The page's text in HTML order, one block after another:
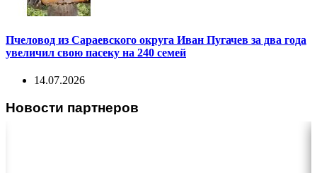
Пчеловод из Сараевского округа Иван Пугачев за два года
увеличил свою пасеку на 240 семей
14.07.2026
Новости партнеров